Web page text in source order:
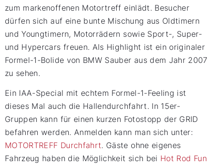
zum markenoffenen Motortreff einlädt. Besucher
dürfen sich auf eine bunte Mischung aus Oldtimern
und Youngtimern, Motorrädern sowie Sport-, Super-
und Hypercars freuen. Als Highlight ist ein originaler
Formel-1-Bolide von BMW Sauber aus dem Jahr 2007
zu sehen.
Ein IAA-Special mit echtem Formel-1-Feeling ist
dieses Mal auch die Hallendurchfahrt. In 15er-
Gruppen kann für einen kurzen Fotostopp der GRID
befahren werden. Anmelden kann man sich unter:
MOTORTREFF Durchfahrt. Gäste ohne eigenes
Fahrzeug haben die Möglichkeit sich bei Hot Rod Fun